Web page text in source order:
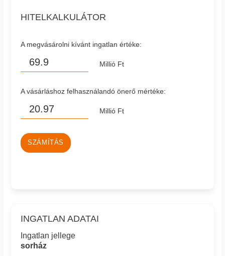
HITELKALKULÁTOR
A megvásárolni kívánt ingatlan értéke:
Millió Ft
A vásárláshoz felhasználandó önerő mértéke:
Millió Ft
SZÁMÍTÁS
INGATLAN ADATAI
Ingatlan jellege
sorház